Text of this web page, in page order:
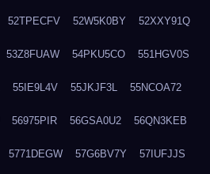
52TPECFV 52W5K0BY 52XXY91Q
53Z8FUAW 54PKU5CO 551HGV0S
55IE9L4V 55JKJF3L 55NCOA72
56975PIR 56GSA0U2 56QN3KEB
5771DEGW 57G6BV7Y 57IUFJJS